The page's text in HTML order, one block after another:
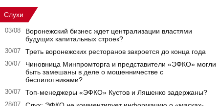
Слухи
03/08
Воронежский бизнес ждет централизации властями
будущих капитальных строек?
30/07 Треть воронежских ресторанов закроется до конца года
30/07
Чиновница Минпромторга и представители «ЭФКО» могли
быть замешаны в деле о мошенничестве с
беспилотниками?
30/07 Топ-менеджеры «ЭФКО» Кустов и Ляшенко задержаны?
28/07